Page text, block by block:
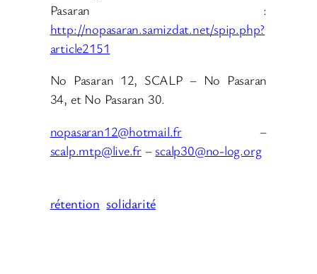
Pasaran :
http://nopasaran.samizdat.net/spip.php?
article2151
No Pasaran 12, SCALP – No Pasaran
34, et No Pasaran 30.
nopasaran12@hotmail.fr–
scalp.mtp@live.fr– scalp30@no-log.org
rétention solidarité